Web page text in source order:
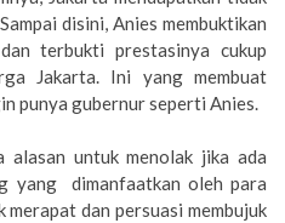
disini, Anies membuktikan
terbukti prestasinya cukup
Jakarta. Ini yang membuat
punya gubernur seperti Anies.
alasan untuk menolak jika ada
yang dimanfaatkan oleh para
dan persuasi membujuk